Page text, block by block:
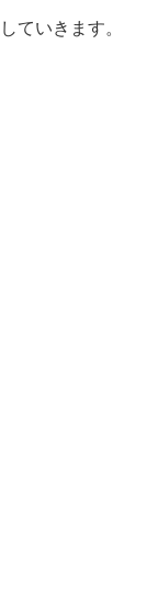
ていきます。